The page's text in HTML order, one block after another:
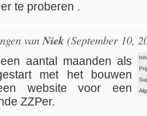
te proberen .
vanNiek (September 10,
aantal maanden als
met het bouwen
website voor een
ZZPer.